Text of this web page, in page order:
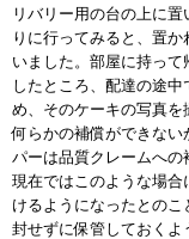
リバリー用の台の上に
りに行ってみると、置
いました。部屋に持っ
したところ、配達の途
め、そのケーキの写真を
何らかの補償ができな
パーは品質クレームへの
現在ではこのような場
けるようになったとの
封せずに保管しておく